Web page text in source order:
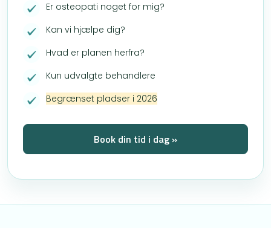
Er osteopati noget for mig?
Kan vi hjælpe dig?
Hvad er planen herfra?
Kun udvalgte behandlere
Begrænset pladser i 2026
Book din tid i dag »